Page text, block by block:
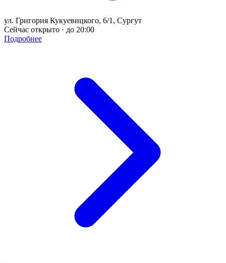
ул. Григория Кукуевицкого, 6/1, Сургут
Сейчас открыто · до 20:00
Подробнее